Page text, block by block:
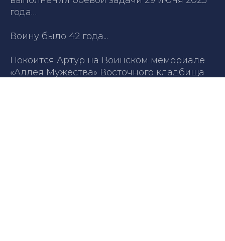
года…
Воину было 42 года...
Покоится Артур на Воинском мемориале
«Аллея Мужества» Восточного кладбища